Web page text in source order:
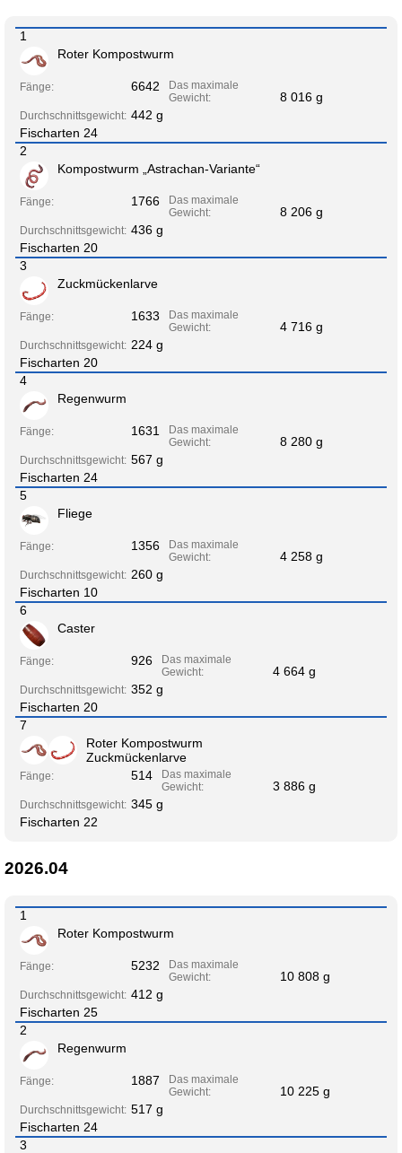
1
Roter Kompostwurm
Fänge: 6642
Das maximale
Gewicht:
8 016 g
Durchschnittsgewicht: 442 g
Fischarten 24
2
Kompostwurm „Astrachan-Variante“
Fänge: 1766
Das maximale
Gewicht:
8 206 g
Durchschnittsgewicht: 436 g
Fischarten 20
3
Zuckmückenlarve
Fänge: 1633
Das maximale
Gewicht:
4 716 g
Durchschnittsgewicht: 224 g
Fischarten 20
4
Regenwurm
Fänge: 1631
Das maximale
Gewicht:
8 280 g
Durchschnittsgewicht: 567 g
Fischarten 24
5
Fliege
Fänge: 1356
Das maximale
Gewicht:
4 258 g
Durchschnittsgewicht: 260 g
Fischarten 10
6
Caster
Fänge: 926
Das maximale
Gewicht:
4 664 g
Durchschnittsgewicht: 352 g
Fischarten 20
7
Roter Kompostwurm
Zuckmückenlarve
Fänge: 514
Das maximale
Gewicht:
3 886 g
Durchschnittsgewicht: 345 g
Fischarten 22
2026.04
1
Roter Kompostwurm
Fänge: 5232
Das maximale
Gewicht:
10 808 g
Durchschnittsgewicht: 412 g
Fischarten 25
2
Regenwurm
Fänge: 1887
Das maximale
Gewicht:
10 225 g
Durchschnittsgewicht: 517 g
Fischarten 24
3